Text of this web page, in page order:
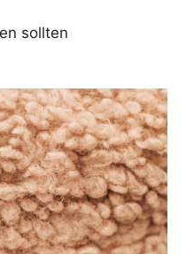
sollten